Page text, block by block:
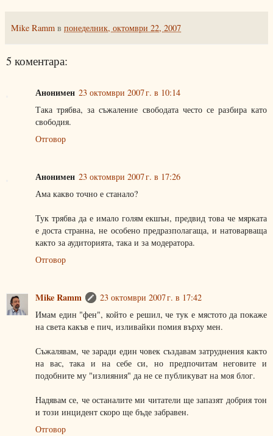
Mike Ramm в понеделник, октомври 22, 2007
5 коментара:
Анонимен 23 октомври 2007 г. в 10:14
Така трябва, за съжаление свободата често се разбира като
свободия.
Отговор
Анонимен 23 октомври 2007 г. в 17:26
Ама какво точно е станало?
Тук трябва да е имало голям екшън, предвид това че мярката
е доста странна, не особено предразполагаща, и натоварваща
както за аудиторията, така и за модератора.
Отговор
Mike Ramm
23 октомври 2007 г. в 17:42
Имам един "фен", който е решил, че тук е мястото да покаже
на света какъв е пич, изливайки помия върху мен.
Съжалявам, че заради един човек създавам затруднения както
на вас, така и на себе си, но предпочитам неговите и
подобните му "излияния" да не се публикуват на моя блог.
Надявам се, че останалите ми читатели ще запазят добрия тон
и този инцидент скоро ще бъде забравен.
Отговор